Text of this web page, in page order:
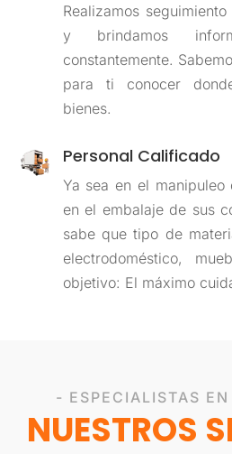
Realizamos
y brindamos
constantemente.
para ti conocer
bienes.
Personal Calificado
Ya sea en el
en el embalaje de sus
sabe que tipo de
electrodoméstico,
objetivo: El máximo
- ESPECIALISTAS EN
NUESTROS